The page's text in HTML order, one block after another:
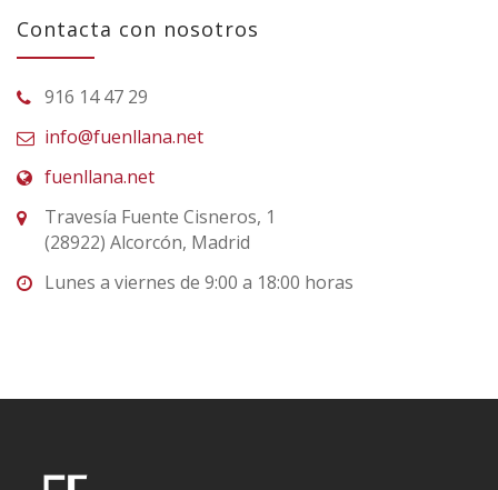
Contacta con nosotros
916 14 47 29
info@fuenllana.net
fuenllana.net
Travesía Fuente Cisneros, 1
(28922) Alcorcón, Madrid
Lunes a viernes de 9:00 a 18:00 horas